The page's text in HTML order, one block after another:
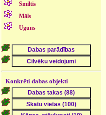
Smiltis
Māls
Uguns
Konkrēti dabas objekti